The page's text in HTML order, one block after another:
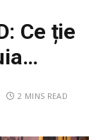
Ce ție
2 MINS READ